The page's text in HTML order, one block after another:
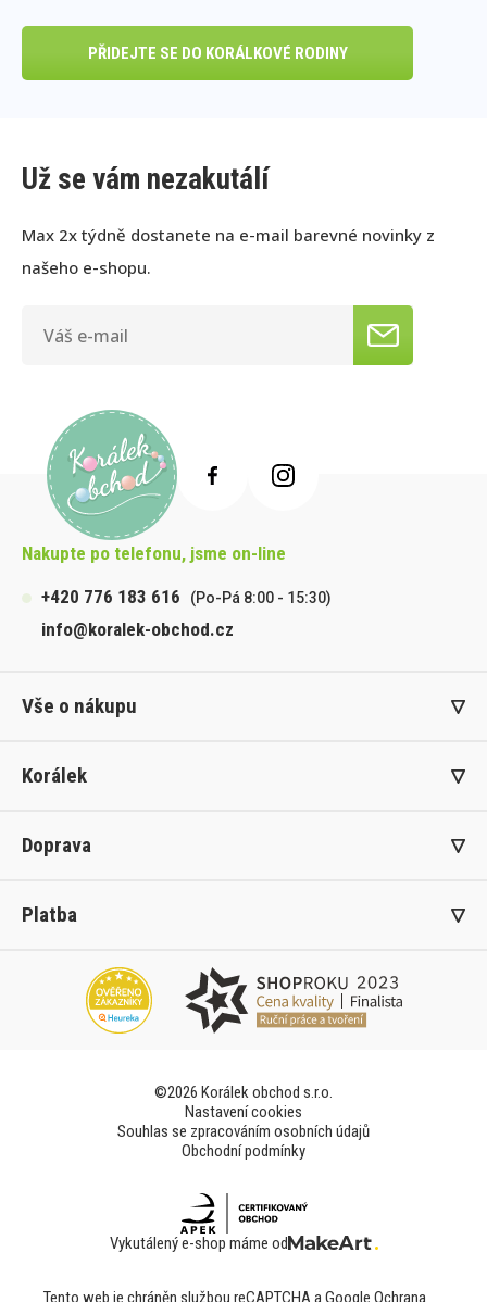
PŘIDEJTE SE DO KORÁLKOVÉ RODINY
Už se vám nezakutálí
Max 2x týdně dostanete na e-mail barevné novinky z
našeho e-shopu.
Nakupte po telefonu, jsme on-line
+420 776 183 616
(Po-Pá 8:00 - 15:30)
info@koralek-obchod.cz
Vše o nákupu
Korálek
Doprava
Platba
©2026 Korálek obchod s.r.o.
Nastavení cookies
Souhlas se zpracováním osobních údajů
Obchodní podmínky
Vykutálený e-shop máme od
Tento web je chráněn službou reCAPTCHA a Google Ochrana